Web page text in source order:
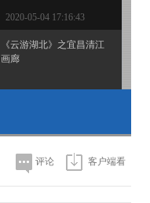
2020-05-04 17:16:43
《云游湖北》之宜昌清江
画廊
2020-05-06 17:02:39
评论 客户端看